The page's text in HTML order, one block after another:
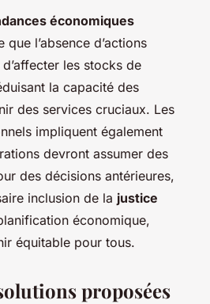
économiques
que l’absence d’actions
les stocks de
la capacité des
des services cruciaux. Les
impliquent également
devront assumer des
des décisions antérieures,
inclusion de la justice
économique,
équitable pour tous.
proposées